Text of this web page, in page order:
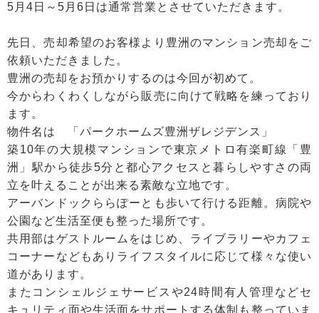
5月4日～5月6日は通常営業とさせていただきます。
先日、売却希望のお客様より豊洲のマンション売却をご
依頼いただきました。
豊洲の売却をお預かりするのは今回が初めて。
今からわくわくしながら販売に向けて戦略を練っており
ます。
物件名は 「パークホームズ豊洲ザレジデンス」
築10年の大規模マンションで東京メトロ有楽町線「豊
洲」駅から徒歩5分と都心アクセスと暮らしやすさの両
立を叶えることが出来る素敵な立地です。
アーバンドックららぽーとも歩いて行ける距離。病院や
公園など生活至便も整った場所です。
共用部はゲストルームをはじめ、ライブラリーやカフェ
コーナーなどもありライフスタイルに応じて様々な使い
道があります。
またコンシェルジェサービスや24時間有人管理などセ
キュリティ面や生活面をサポートする体制も整っていま